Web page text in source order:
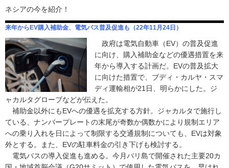
ネシアの今を紹介！
来年からEV購入補助金、電気バス普及促進も（22年11月24日）
政府は電気自動車（EV）の普及促進
に向け、購入補助金などの優遇措置を来
年から導入する計画だ。EVの普及拡大
に向けた措置で、ブディ・カルヤ・スマ
ディ運輸相が21日、明らかにした。ジ
ャカルタグローブなどが伝えた。
補助金以外にもEVへの優遇を拡充する方針。ジャカルタで施行し
ている、ナンバープレートの末尾が奇数か偶数かにより規制エリア
への乗り入れを日によって制限する交通規制についても、EVは対象
外とする。また、EVの駐車料金の引き下げも検討する。
電気バスの導入促進も進める。今月バリ島で開催された主要20カ